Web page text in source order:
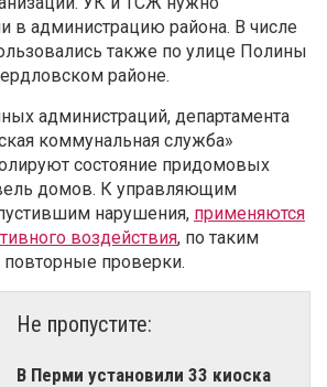
в администрацию района. В числе
также по улице Полины
районе.
администраций, департамента
коммунальная служба»
состояние придомовых
домов. К управляющим
нарушения, применяются
воздействия, по таким
повторные проверки.
Не пропустите:
В Перми установили 33 киоска